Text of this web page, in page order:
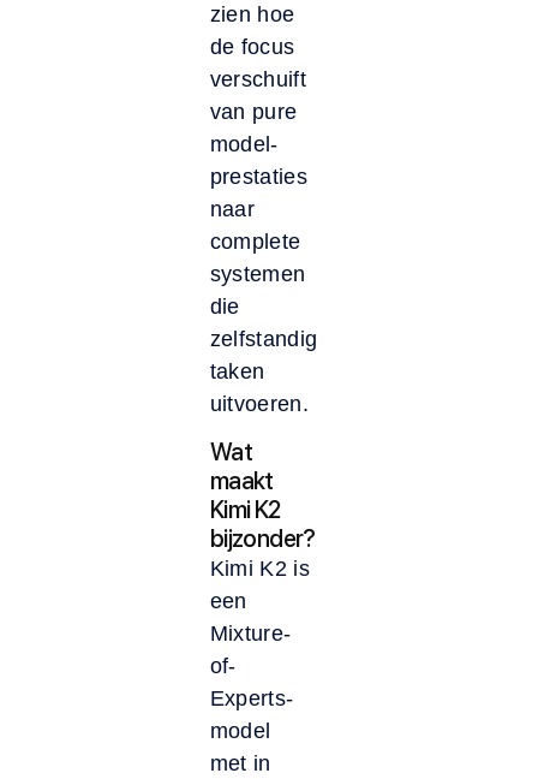
zien hoe
de focus
verschuift
van pure
model-
prestaties
naar
complete
systemen
die
zelfstandig
taken
uitvoeren.
Wat
maakt
Kimi K2
bijzonder?
Kimi K2 is
een
Mixture-
of-
Experts-
model
met in